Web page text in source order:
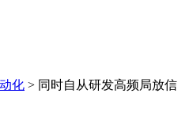
化 > 同时自从研发高频局放信